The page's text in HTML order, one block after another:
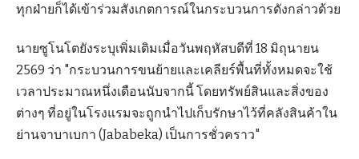
ทุกฝ่ายก็ได้เข้าร่วมสังเกตการณ์ในกระบวนการดังกล่าวด้วย
นายซูโนโตยังระบุเพิ่มเติมเมื่อวันพฤหัสบดีที่ 18 มิถุนายน
2569 ว่า "กระบวนการขนย้ายและเคลียร์พื้นที่ทั้งหมดจะใช้
เวลาประมาณหนึ่งเดือนนับจากนี้ โดยทรัพย์สินและสิ่งของ
ต่างๆ ที่อยู่ในโรงแรมจะถูกนำไปเก็บรักษาไว้ที่คลังสินค้าใน
ย่านจาบาเบกา (Jababeka) เป็นการชั่วคราว"